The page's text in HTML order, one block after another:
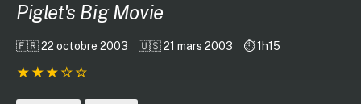
Piglet's Big Movie
🇫🇷 22 octobre 2003 🇺🇸 21 mars 2003 ⏱️ 1h15